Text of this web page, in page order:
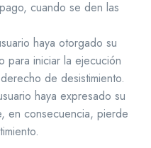
cuando se den las
haya otorgado su
para iniciar la ejecución
de desistimiento.
haya expresado su
en consecuencia, pierde